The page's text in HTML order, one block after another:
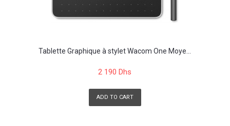
Tablette Graphique à stylet Wacom One Moye...
2 190 Dhs
ADD TO CART